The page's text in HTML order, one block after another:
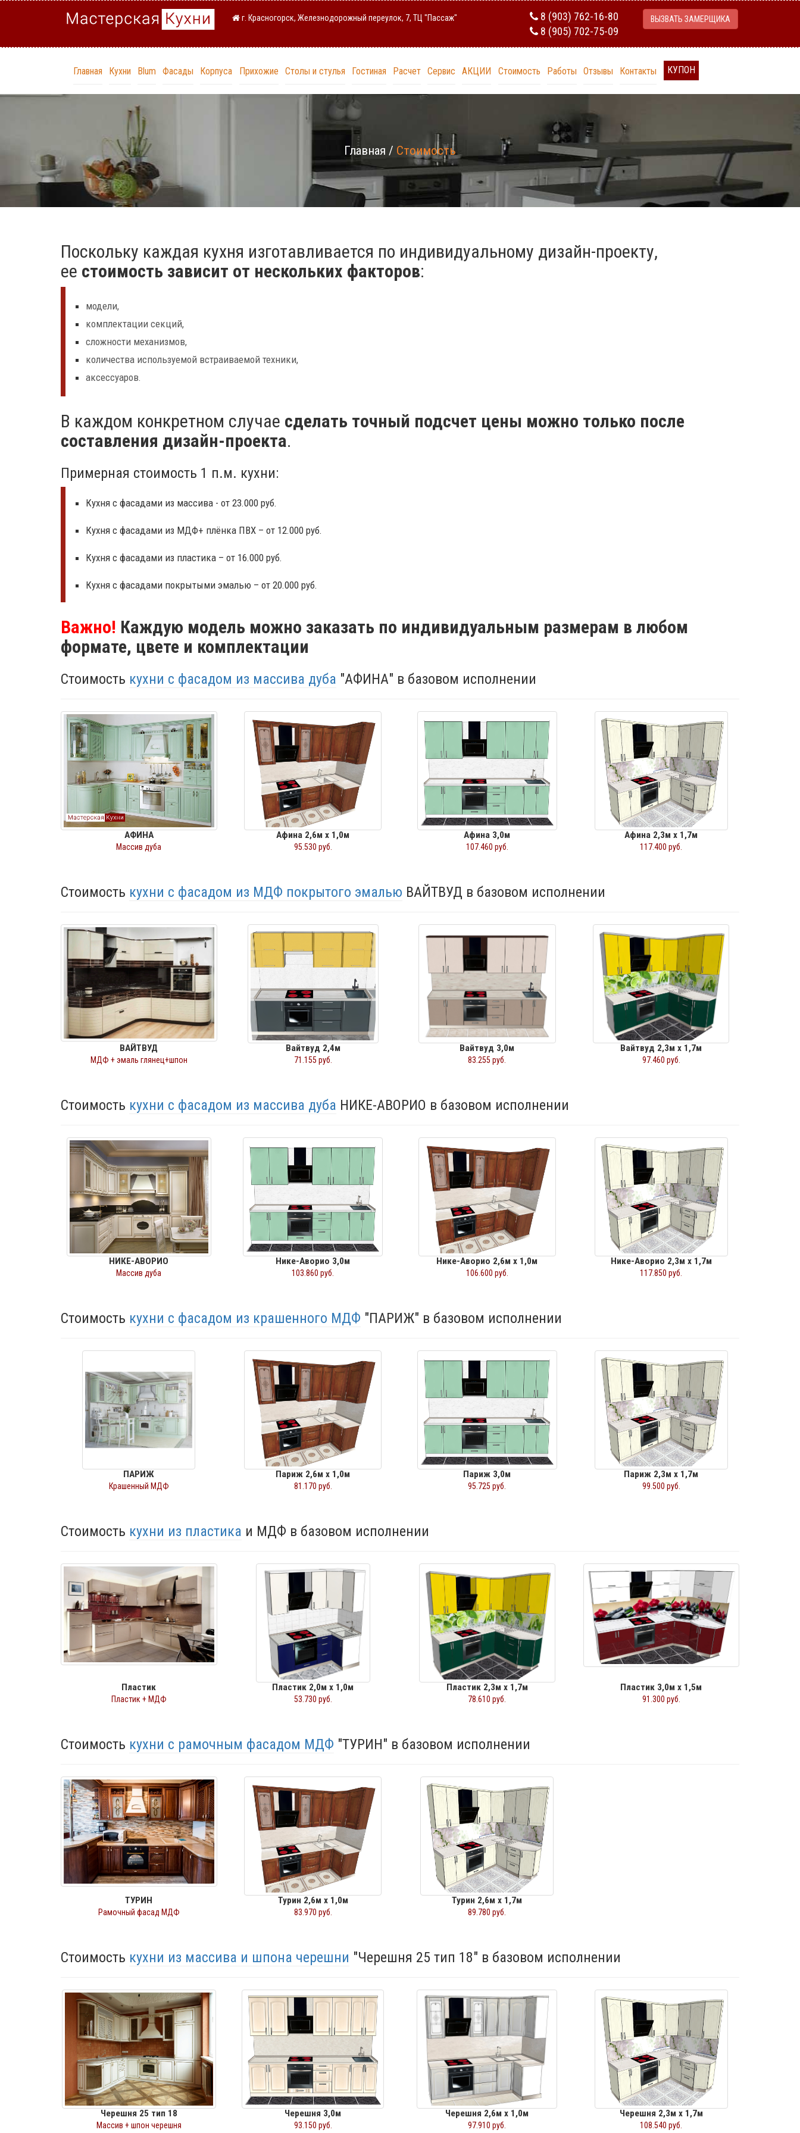
г. Красногорск, Железнодорожный переулок, 7, ТЦ "Пассаж"
8 (903) 762-16-80
8 (905) 702-75-09
ВЫЗВАТЬ ЗАМЕРЩИКА
Главная Кухни Blum Фасады Корпуса Прихожие Столы и стулья Гостиная Расчет Сервис АКЦИИ Стоимость Работы Отзывы Контакты КУПОН
Главная / Стоимость
Поскольку каждая кухня изготавливается по индивидуальному дизайн-проекту,
ее стоимость зависит от нескольких факторов:
модели,
комплектации секций,
сложности механизмов,
количества используемой встраиваемой техники,
аксессуаров.
В каждом конкретном случае сделать точный подсчет цены можно только после
составления дизайн-проекта.
Примерная стоимость 1 п.м. кухни:
Кухня с фасадами из массива - от 23.000 руб.
Кухня с фасадами из МДФ+ плёнка ПВХ – от 12.000 руб.
Кухня с фасадами из пластика – от 16.000 руб.
Кухня с фасадами покрытыми эмалью – от 20.000 руб.
Важно! Каждую модель можно заказать по индивидуальным размерам в любом
формате, цвете и комплектации
Стоимость кухни с фасадом из массива дуба "АФИНА" в базовом исполнении
АФИНА
Массив дуба
Афина 2,6м х 1,0м
95.530 руб.
Афина 3,0м
107.460 руб.
Афина 2,3м х 1,7м
117.400 руб.
Стоимость кухни с фасадом из МДФ покрытого эмалью ВАЙТВУД в базовом исполнении
ВАЙТВУД
МДФ + эмаль глянец+шпон
Вайтвуд 2,4м
71.155 руб.
Вайтвуд 3,0м
83.255 руб.
Вайтвуд 2,3м х 1,7м
97.460 руб.
Стоимость кухни с фасадом из массива дуба НИКЕ-АВОРИО в базовом исполнении
НИКЕ-АВОРИО
Массив дуба
Нике-Аворио 3,0м
103.860 руб.
Нике-Аворио 2,6м х 1,0м
106.600 руб.
Нике-Аворио 2,3м х 1,7м
117.850 руб.
Стоимость кухни с фасадом из крашенного МДФ "ПАРИЖ" в базовом исполнении
ПАРИЖ
Крашенный МДФ
Париж 2,6м х 1,0м
81.170 руб.
Париж 3,0м
95.725 руб.
Париж 2,3м х 1,7м
99.500 руб.
Стоимость кухни из пластика и МДФ в базовом исполнении
Пластик
Пластик + МДФ
Пластик 2,0м х 1,0м
53.730 руб.
Пластик 2,3м х 1,7м
78.610 руб.
Пластик 3,0м х 1,5м
91.300 руб.
Стоимость кухни с рамочным фасадом МДФ "ТУРИН" в базовом исполнении
ТУРИН
Рамочный фасад МДФ
Турин 2,6м х 1,0м
83.970 руб.
Турин 2,6м х 1,7м
89.780 руб.
Стоимость кухни из массива и шпона черешни "Черешня 25 тип 18" в базовом исполнении
Черешня 25 тип 18
Массив + шпон черешня
Черешня 3,0м
93.150 руб.
Черешня 2,6м х 1,0м
97.910 руб.
Черешня 2,3м х 1,7м
108.540 руб.